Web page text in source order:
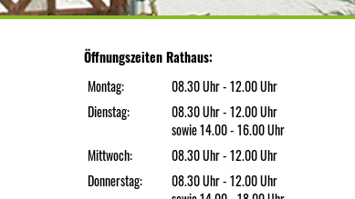
Öffnungszeiten Rathaus:
Montag:
08.30 Uhr - 12.00 Uhr
Dienstag:
08.30 Uhr - 12.00 Uhr
sowie 14.00 - 16.00 Uhr
Mittwoch:
08.30 Uhr - 12.00 Uhr
Donnerstag:
08.30 Uhr - 12.00 Uhr